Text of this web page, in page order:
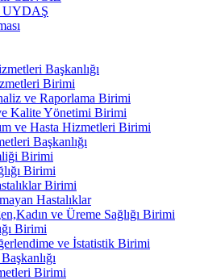
UYDAŞ
Başkanlığı
Birimi
ve Raporlama Birimi
Kalite Yönetimi Birimi
ve Hasta Hizmetleri Birimi
Başkanlığı
Birimi
Birimi
Birimi
Hastalıklar
ve Üreme Sağlığı Birimi
Birimi
ve İstatistik Birimi
Birimi